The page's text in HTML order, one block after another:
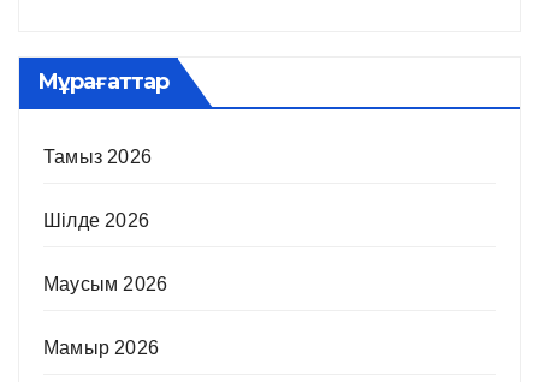
Мұрағаттар
Тамыз 2026
Шілде 2026
Маусым 2026
Мамыр 2026